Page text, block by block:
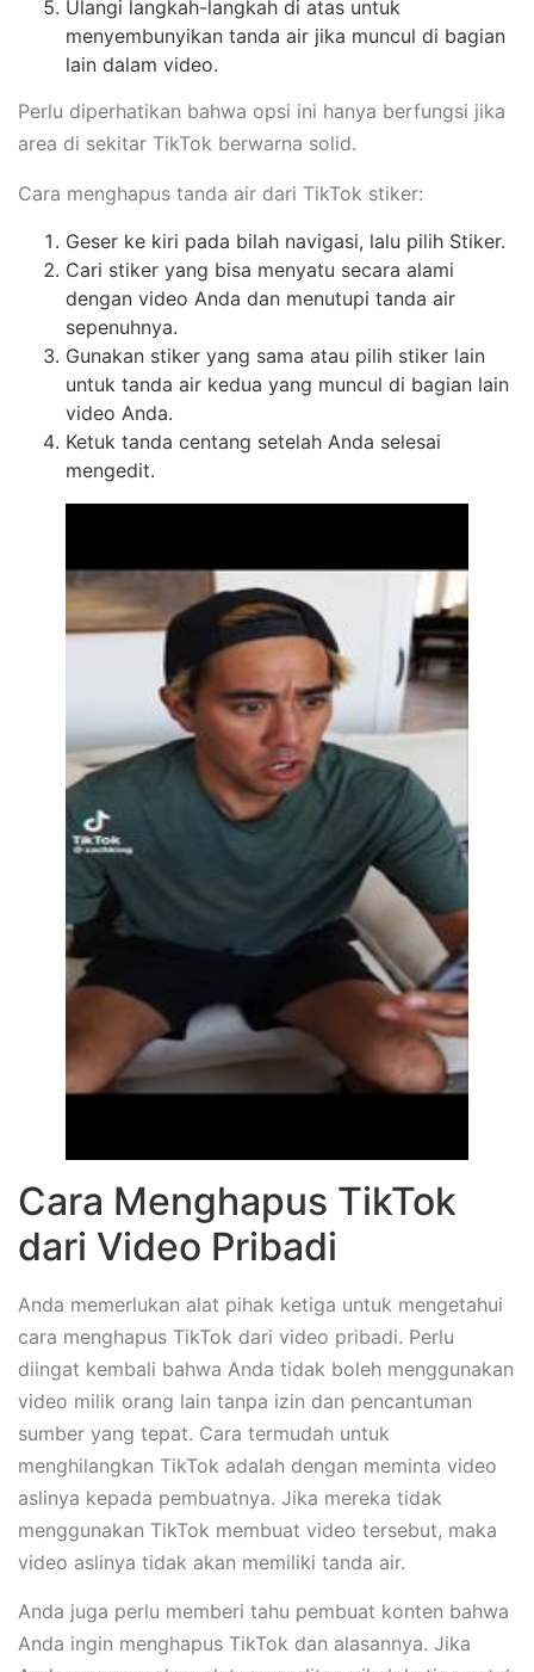
Ulangi langkah-langkah di atas untuk
menyembunyikan tanda air jika muncul di bagian
lain dalam video.
Perlu diperhatikan bahwa opsi ini hanya berfungsi jika
area di sekitar TikTok berwarna solid.
Cara menghapus tanda air dari TikTok stiker:
Geser ke kiri pada bilah navigasi, lalu pilih Stiker.
Cari stiker yang bisa menyatu secara alami
dengan video Anda dan menutupi tanda air
sepenuhnya.
Gunakan stiker yang sama atau pilih stiker lain
untuk tanda air kedua yang muncul di bagian lain
video Anda.
Ketuk tanda centang setelah Anda selesai
mengedit.
Cara Menghapus TikTok
dari Video Pribadi
Anda memerlukan alat pihak ketiga untuk mengetahui
cara menghapus TikTok dari video pribadi. Perlu
diingat kembali bahwa Anda tidak boleh menggunakan
video milik orang lain tanpa izin dan pencantuman
sumber yang tepat. Cara termudah untuk
menghilangkan TikTok adalah dengan meminta video
aslinya kepada pembuatnya. Jika mereka tidak
menggunakan TikTok membuat video tersebut, maka
video aslinya tidak akan memiliki tanda air.
Anda juga perlu memberi tahu pembuat konten bahwa
Anda ingin menghapus TikTok dan alasannya. Jika